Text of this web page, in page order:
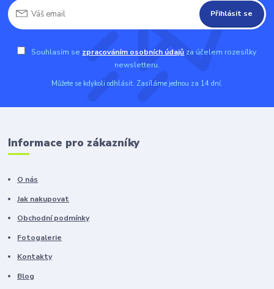
Přihlásit se
Souhlasím se zpracováním osobních údajů za účelem rozesílky
newsletteru.
Můžete se kdykoli odhlásit. Zasíláme jednou za 14 dní.
Informace pro zákazníky
O nás
Jak nakupovat
Obchodní podmínky
Fotogalerie
Kontakty
Blog